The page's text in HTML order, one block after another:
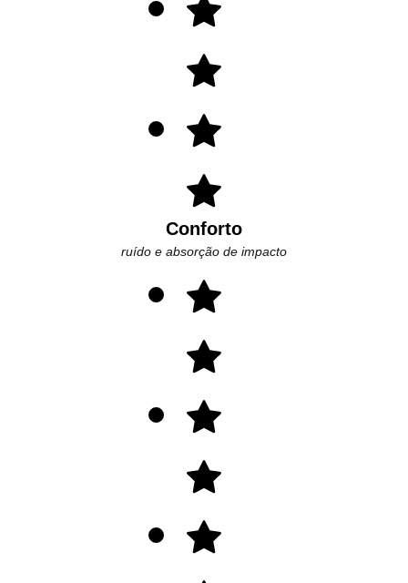
Conforto
ruído e absorção de impacto